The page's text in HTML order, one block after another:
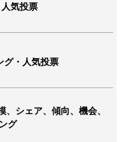
気投票
グ・人気投票
シェア、傾向、機会、
グ